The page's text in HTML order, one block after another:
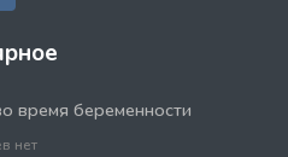
время беременности
нет